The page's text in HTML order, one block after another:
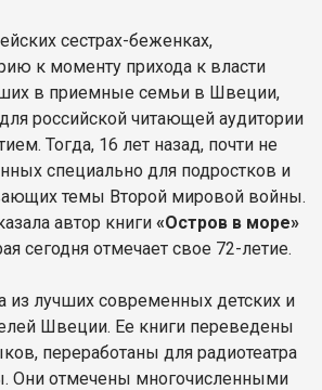
сестрах-беженках,
к моменту прихода к власти
в приемные семьи в Швеции,
российской читающей аудитории
Тогда, 16 лет назад, почти не
специально для подростков и
темы Второй мировой войны.
автор книги «Остров в море»
сегодня отмечает свое 72-летие.
из лучших современных детских и
Швеции. Ее книги переведены
переработаны для радиотеатра
Они отмечены многочисленными